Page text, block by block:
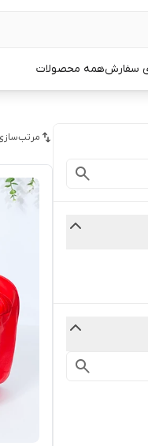
سفارشهمه محصولات